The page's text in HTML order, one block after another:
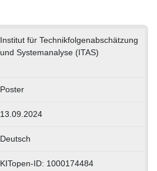
Institut für Technikfolgenabschätzung
und Systemanalyse (ITAS)
Poster
13.09.2024
Deutsch
KITopen-ID: 1000174484